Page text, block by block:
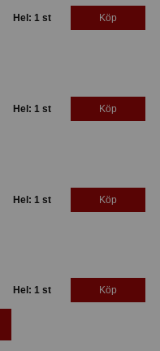
Hel: 1 st Köp
Hel: 1 st Köp
Hel: 1 st Köp
Hel: 1 st Köp